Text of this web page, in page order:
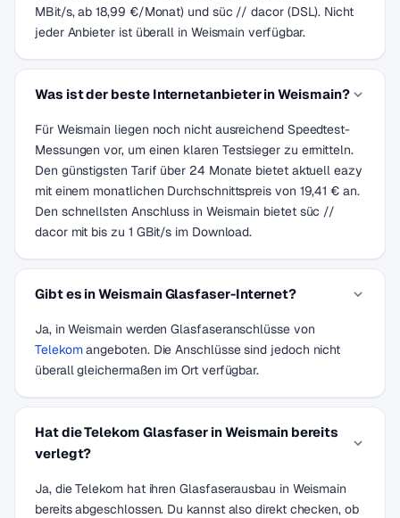
MBit/s, ab 18,99 €/Monat) und süc // dacor (DSL). Nicht
jeder Anbieter ist überall in Weismain verfügbar.
Was ist der beste Internetanbieter in Weismain?
Für Weismain liegen noch nicht ausreichend Speedtest-
Messungen vor, um einen klaren Testsieger zu ermitteln.
Den günstigsten Tarif über 24 Monate bietet aktuell eazy
mit einem monatlichen Durchschnittspreis von 19,41 € an.
Den schnellsten Anschluss in Weismain bietet süc //
dacor mit bis zu 1 GBit/s im Download.
Gibt es in Weismain Glasfaser-Internet?
Ja, in Weismain werden Glasfaseranschlüsse von
Telekomangeboten. Die Anschlüsse sind jedoch nicht
überall gleichermaßen im Ort verfügbar.
Hat die Telekom Glasfaser in Weismain bereits
verlegt?
Ja, die Telekom hat ihren Glasfaserausbau in Weismain
bereits abgeschlossen. Du kannst also direkt checken, ob